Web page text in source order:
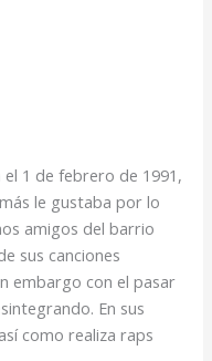
1 de febrero de 1991,
le gustaba por lo
amigos del barrio
sus canciones
embargo con el pasar
En sus
como realiza raps